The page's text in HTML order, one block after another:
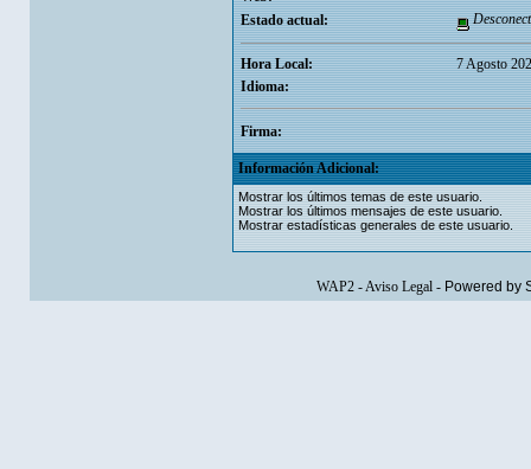
Estado actual:
Hora Local:
7 Agosto
Idioma:
Firma:
Información Adicional:
Mostrar los últimos temas de este usuario.
Mostrar los últimos mensajes de este usuario.
Mostrar estadísticas generales de este usuario.
WAP2-Aviso Legal- Powered by